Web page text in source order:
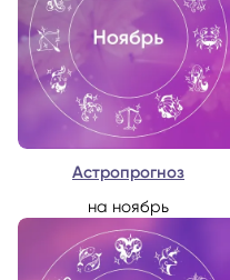
Астропрогноз
на ноябрь